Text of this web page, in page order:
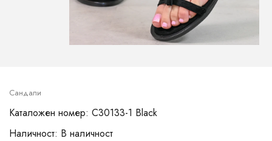
Сандали
Каталожен номер: C30133-1 Black
Наличност: В наличност